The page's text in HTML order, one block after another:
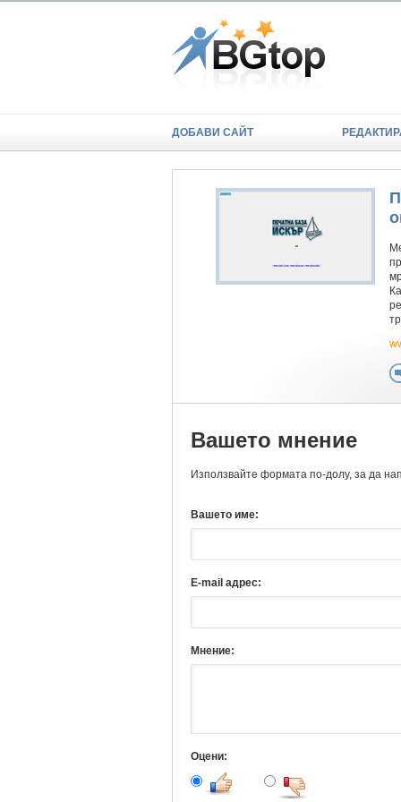
ДОБАВИ САЙТ
Вашето мнение
Използвайте формата по-долу, за да
Вашето име:
E-mail адрес:
Мнение:
Оцени: